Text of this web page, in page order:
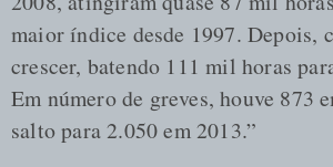
maior índice desde 1997. Depois,
crescer, batendo 111 mil horas
Em número de greves, houve 873
salto para 2.050 em 2013.”